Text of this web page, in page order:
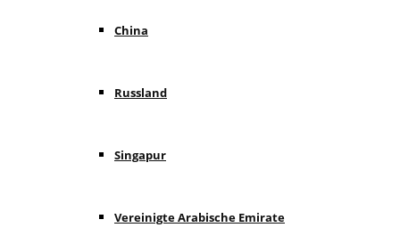
China
Russland
Singapur
Vereinigte Arabische Emirate